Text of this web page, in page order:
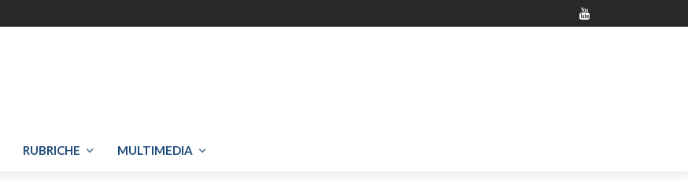
RUBRICHE MULTIMEDIA